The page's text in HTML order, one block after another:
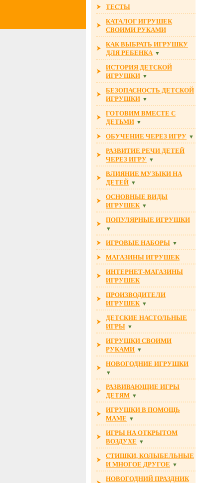
ТЕСТЫ
КАТАЛОГ ИГРУШЕК
СВОИМИ РУКАМИ
КАК ВЫБРАТЬ ИГРУШКУ
ДЛЯ РЕБЕНКА ▼
ИСТОРИЯ ДЕТСКОЙ
ИГРУШКИ ▼
БЕЗОПАСНОСТЬ ДЕТСКОЙ
ИГРУШКИ ▼
ГОТОВИМ ВМЕСТЕ С
ДЕТЬМИ ▼
ОБУЧЕНИЕ ЧЕРЕЗ ИГРУ ▼
РАЗВИТИЕ РЕЧИ ДЕТЕЙ
ЧЕРЕЗ ИГРУ ▼
ВЛИЯНИЕ МУЗЫКИ НА
ДЕТЕЙ ▼
ОСНОВНЫЕ ВИДЫ
ИГРУШЕК ▼
ПОПУЛЯРНЫЕ ИГРУШКИ
▼
ИГРОВЫЕ НАБОРЫ ▼
МАГАЗИНЫ ИГРУШЕК
ИНТЕРНЕТ-МАГАЗИНЫ
ИГРУШЕК
ПРОИЗВОДИТЕЛИ
ИГРУШЕК ▼
ДЕТСКИЕ НАСТОЛЬНЫЕ
ИГРЫ ▼
ИГРУШКИ СВОИМИ
РУКАМИ ▼
НОВОГОДНИЕ ИГРУШКИ
▼
РАЗВИВАЮЩИЕ ИГРЫ
ДЕТЯМ ▼
ИГРУШКИ В ПОМОЩЬ
МАМЕ ▼
ИГРЫ НА ОТКРЫТОМ
ВОЗДУХЕ ▼
СТИШКИ, КОЛЫБЕЛЬНЫЕ
И МНОГОЕ ДРУГОЕ ▼
НОВОГОДНИЙ ПРАЗДНИК